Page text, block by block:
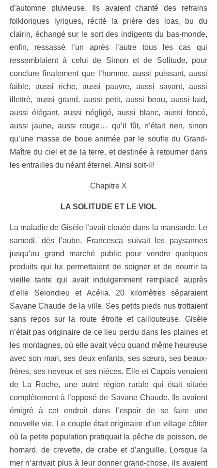
d’automne pluvieuse. Ils avaient chanté des refrains
folkloriques lyriques, récité la prière des loas, bu du
clairin, échangé sur le sort des indigents du bas-monde,
enfin, ressassé l’un après l’autre tous les cas qui
ressemblaient à celui de Simon et de Solitude, pour
conclure finalement que l’homme, aussi puissant, aussi
faible, aussi riche, aussi pauvre, aussi savant, aussi
illettré, aussi grand, aussi petit, aussi beau, aussi laid,
aussi élégant, aussi négligé, aussi blanc, aussi foncé,
aussi jaune, aussi rouge… qu’il fût, n’était rien, sinon
qu’une masse de boue animée par le soufle du Grand-
Maître du ciel et de la terre, et destinée à retourner dans
les entrailles du néant éternel. Ainsi soit-il!
Chapitre X
LA SOLITUDE ET LE VIOL
La maladie de Gisèle l’avait clouée dans la mansarde. Le
samedi, dès l’aube, Francesca suivait les paysannes
jusqu’au grand marché public pour vendre quelques
produits qui lui permettaient de soigner et de nourrir la
vieille tante qui avait indulgemment remplacé auprès
d’elle Selondieu et Acélia. 20 kilomètres séparaient
Savane Chaude de la ville. Ses petits pieds nus trottaient
sans repos sur la route étroite et caillouteuse. Gisèle
n’était pas originaire de ce lieu perdu dans les plaines et
les montagnes, où elle avait vécu quand même heureuse
avec son mari, ses deux enfants, ses sœurs, ses beaux-
frères, ses neveux et ses nièces. Elle et Capois venaient
de La Roche,
une autre région rurale qui était située
complètement à l’opposé de Savane Chaude. Ils avaient
émigré à cet endroit dans l’espoir de se faire une
nouvelle vie. Le couple était originaire d’un village côtier
où la petite population pratiquait la pêche de poisson, de
homard, de crevette, de crabe et d’anguille. Lorsque la
mer n’arrivait plus à leur donner grand-chose, ils avaient